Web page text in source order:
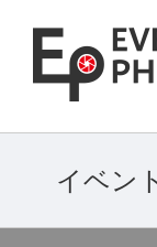
イベン